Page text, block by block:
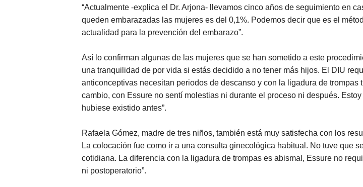
“Actualmente -explica el Dr. Arjona- llevamos cinco años de seguimiento en
queden embarazadas las mujeres es del 0,1%. Podemos decir que es el
actualidad para la prevención del embarazo”.
Así lo confirman algunas de las mujeres que se han sometido a este
una tranquilidad de por vida si estás decidido a no tener más hijos. El DIU
anticonceptivas necesitan periodos de descanso y con la ligadura de
cambio, con Essure no sentí molestias ni durante el proceso ni después.
hubiese existido antes”.
Rafaela Gómez, madre de tres niños, también está muy satisfecha con los
La colocación fue como ir a una consulta ginecológica habitual. No tuve que
cotidiana. La diferencia con la ligadura de trompas es abismal, Essure no
ni postoperatorio”.